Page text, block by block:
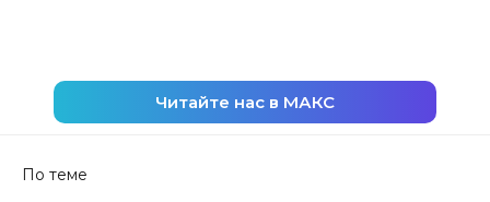
Читайте нас в МАКС
По теме